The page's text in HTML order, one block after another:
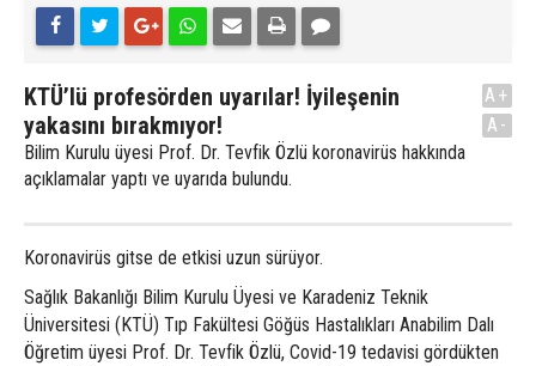
KTÜ’lü profesörden uyarılar! İyileşenin
yakasını bırakmıyor!
Bilim Kurulu üyesi Prof. Dr. Tevfik Özlü koronavirüs hakkında
açıklamalar yaptı ve uyarıda bulundu.
A+
A-
Koronavirüs gitse de etkisi uzun sürüyor.
Sağlık Bakanlığı Bilim Kurulu Üyesi ve Karadeniz Teknik
Üniversitesi (KTÜ) Tıp Fakültesi Göğüs Hastalıkları Anabilim Dalı
Öğretim üyesi Prof. Dr. Tevfik Özlü, Covid-19 tedavisi gördükten